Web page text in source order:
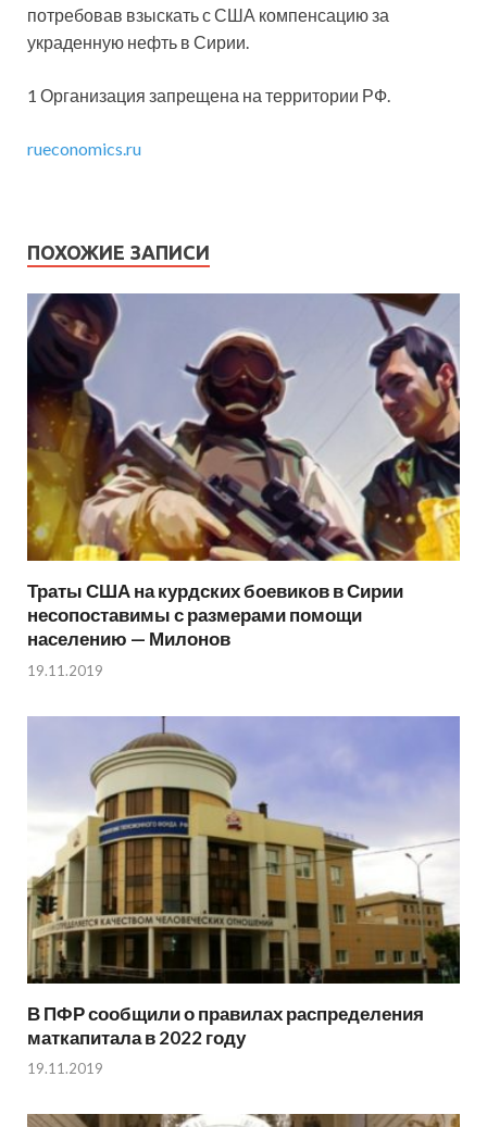
потребовав взыскать с США компенсацию за
украденную нефть в Сирии.
1 Организация запрещена на территории РФ.
rueconomics.ru
ПОХОЖИЕ ЗАПИСИ
Траты США на курдских боевиков в Сирии
несопоставимы с размерами помощи
населению — Милонов
19.11.2019
В ПФР сообщили о правилах распределения
маткапитала в 2022 году
19.11.2019